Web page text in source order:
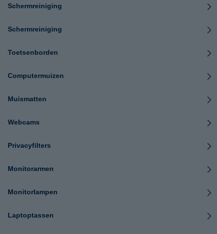
Schermreiniging
Schermreiniging
Toetsenborden
Computermuizen
Muismatten
Webcams
Privacyfilters
Monitorarmen
Monitorlampen
Laptoptassen